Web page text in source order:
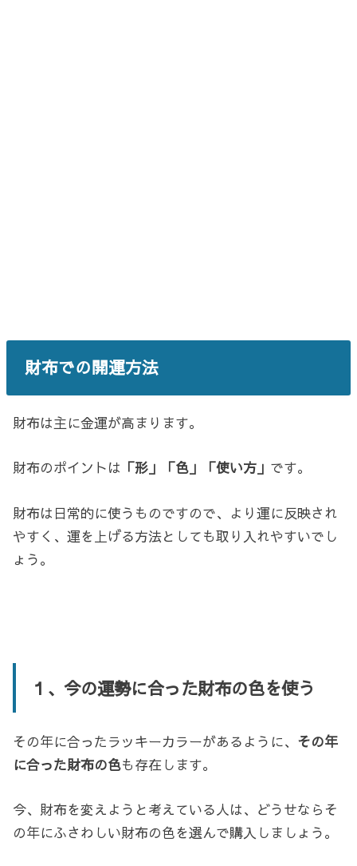
財布での開運方法
財布は主に金運が高まります。
財布のポイントは 「形」「色」「使い方」 です。
財布は日常的に使うものですので、より運に反映され
やすく、運を上げる方法としても取り入れやすいでし
ょう。
１、今の運勢に合った財布の色を使う
その年に合ったラッキーカラーがあるように、 その年
に合った財布の色も存在します。
今、財布を変えようと考えている人は、どうせならそ
の年にふさわしい財布の色を選んで購入しましょう。